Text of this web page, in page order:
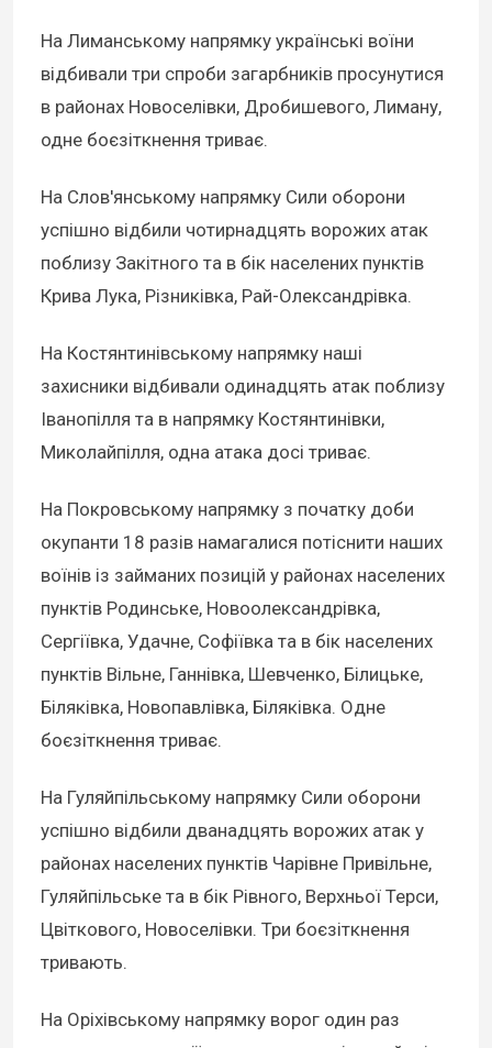
На Лиманському напрямку українські воїни
відбивали три спроби загарбників просунутися
в районах Новоселівки, Дробишевого, Лиману,
одне боєзіткнення триває.
На Слов'янському напрямку Сили оборони
успішно відбили чотирнадцять ворожих атак
поблизу Закітного та в бік населених пунктів
Крива Лука, Різниківка, Рай-Олександрівка.
На Костянтинівському напрямку наші
захисники відбивали одинадцять атак поблизу
Іванопілля та в напрямку Костянтинівки,
Миколайпілля, одна атака досі триває.
На Покровському напрямку з початку доби
окупанти 18 разів намагалися потіснити наших
воїнів із займаних позицій у районах населених
пунктів Родинське, Новоолександрівка,
Сергіївка, Удачне, Софіївка та в бік населених
пунктів Вільне, Ганнівка, Шевченко, Білицьке,
Біляківка, Новопавлівка, Біляківка. Одне
боєзіткнення триває.
На Гуляйпільському напрямку Сили оборони
успішно відбили дванадцять ворожих атак у
районах населених пунктів Чарівне Привільне,
Гуляйпільське та в бік Рівного, Верхньої Терси,
Цвіткового, Новоселівки. Три боєзіткнення
тривають.
На Оріхівському напрямку ворог один раз